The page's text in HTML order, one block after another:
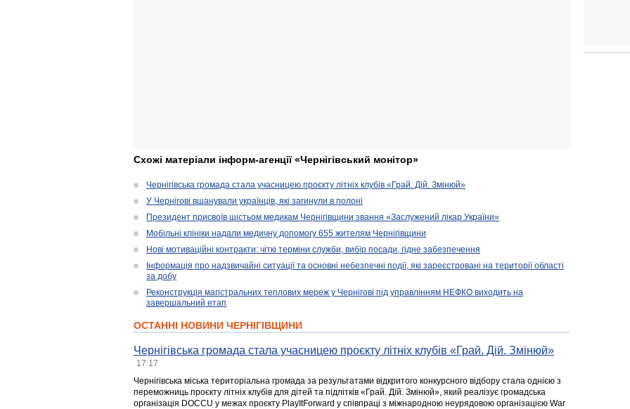
Схожі матеріали інформ-агенції «Чернігівський монітор»
Чернігівська громада стала учасницею проєкту літніх клубів «Грай. Дій. Змінюй»
У Чернігові вшанували українців, які загинули в полоні
Президент присвоїв шістьом медикам Чернігівщини звання «Заслужений лікар України»
Мобільні клініки надали медичну допомогу 655 жителям Чернігівщини
Нові мотиваційні контракти: чіткі терміни служби, вибір посади, гідне забезпечення
Інформація про надзвичайні ситуації та основні небезпечні події, які зареєстровані на території області
за добу
Реконструкція магістральних теплових мереж у Чернігові під управлінням НЕФКО виходить на
завершальний етап
ОСТАННІ НОВИНИ ЧЕРНІГІВЩИНИ
Чернігівська громада стала учасницею проєкту літніх клубів «Грай. Дій. Змінюй»
17:17
Чернігівська міська територіальна громада за результатами відкритого конкурсного відбору стала однією з
переможниць проєкту літніх клубів для дітей та підлітків «Грай. Дій. Змінюй», який реалізує громадська
організація DOCCU у межах проєкту PlayItForward у співпраці з міжнародною неурядовою організацією War